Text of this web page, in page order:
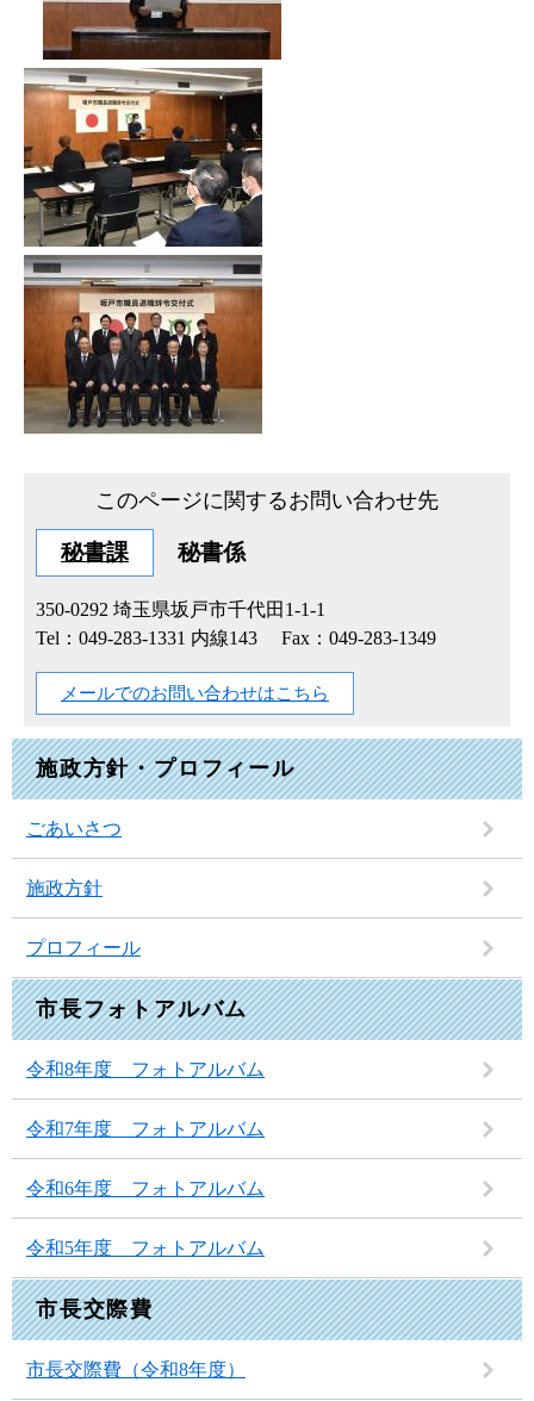
このページに関するお問い合わせ先
秘書課 秘書係
350-0292 埼玉県坂戸市千代田1-1-1
Tel：049-283-1331 内線143
Fax：049-283-1349
メールでのお問い合わせはこちら
施政方針・プロフィール
ごあいさつ
施政方針
プロフィール
市長フォトアルバム
令和8年度 フォトアルバム
令和7年度 フォトアルバム
令和6年度 フォトアルバム
令和5年度 フォトアルバム
市長交際費
市長交際費（令和8年度）